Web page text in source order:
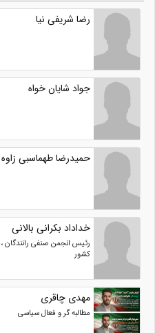
رضا شریفی نیا
جواد شایان خواه
حمیدرضا طهماسبی زاوه
خداداد بکرانی بالانی
رئیس انجمن صنفی رانندگان
کشور
مهدی چاقری
مطالبه گر و فعال سیاسی